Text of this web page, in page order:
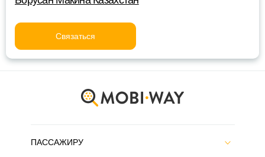
Связаться
ПАССАЖИРУ